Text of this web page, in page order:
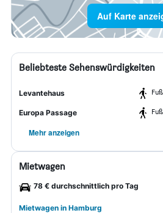
Auf Karte
Beliebteste Sehenswürdigkeiten
Levantehaus
Europa Passage
Mehr anzeigen
Mietwagen
78 € durchschnittlich pro Tag
Mietwagen in Hamburg